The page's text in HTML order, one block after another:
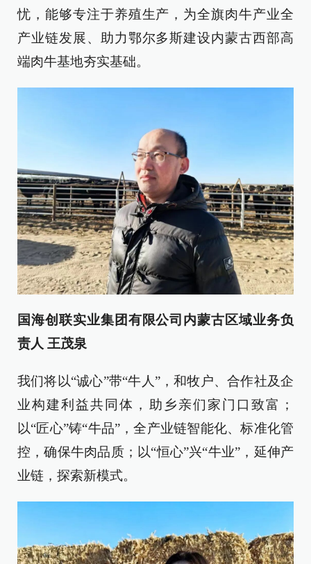
忧，能够专注于养殖生产，为全旗肉牛产业全
产业链发展、助力鄂尔多斯建设内蒙古西部高
端肉牛基地夯实基础。
国海创联实业集团有限公司内蒙古区域业务负
责人 王茂泉
我们将以“诚心”带“牛人”，和牧户、合作社及企
业构建利益共同体，助乡亲们家门口致富；
以“匠心”铸“牛品”，全产业链智能化、标准化管
控，确保牛肉品质；以“恒心”兴“牛业”，延伸产
业链，探索新模式。